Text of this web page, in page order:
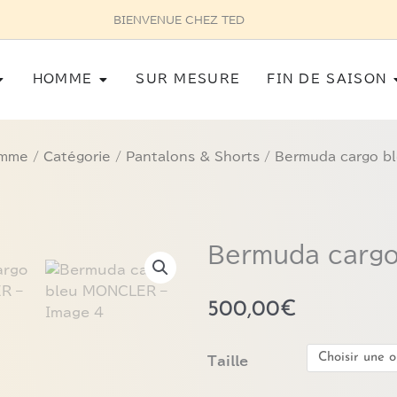
Femme
HOMME Ouvrir Homme
SUR MESURE FIN DE SAISON
/ Catégorie / Pantalons & Shorts/ Bermuda cargo
Bermuda
500,00€
Taille
quantité